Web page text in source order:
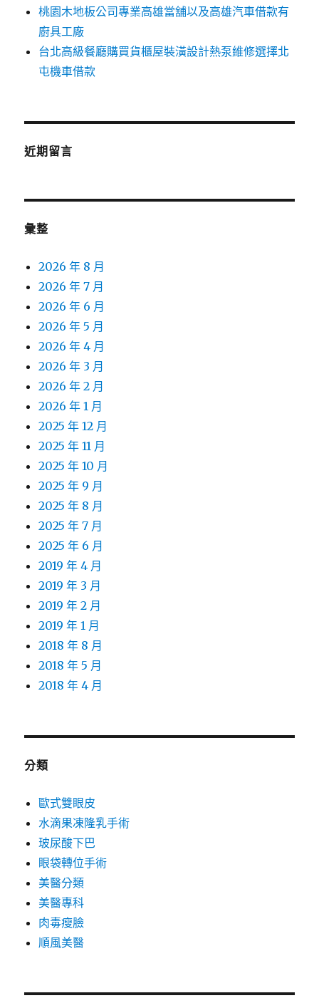
桃園木地板公司專業高雄當舖以及高雄汽車借款有
廚具工廠
台北高級餐廳購買貨櫃屋裝潢設計熱泵維修選擇北
屯機車借款
近期留言
彙整
2026 年 8 月
2026 年 7 月
2026 年 6 月
2026 年 5 月
2026 年 4 月
2026 年 3 月
2026 年 2 月
2026 年 1 月
2025 年 12 月
2025 年 11 月
2025 年 10 月
2025 年 9 月
2025 年 8 月
2025 年 7 月
2025 年 6 月
2019 年 4 月
2019 年 3 月
2019 年 2 月
2019 年 1 月
2018 年 8 月
2018 年 5 月
2018 年 4 月
分類
歐式雙眼皮
水滴果凍隆乳手術
玻尿酸下巴
眼袋轉位手術
美醫分類
美醫專科
肉毒瘦臉
順風美醫